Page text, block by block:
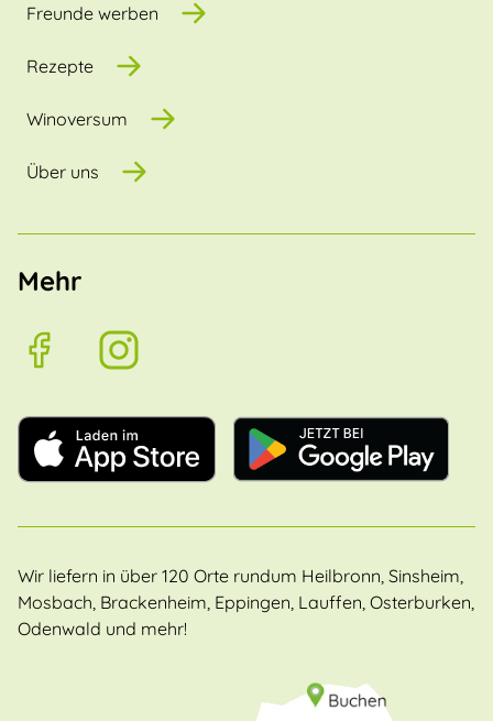
Freunde werben
Rezepte
Winoversum
Über uns
Mehr
Wir liefern in über 120 Orte rundum Heilbronn, Sinsheim,
Mosbach, Brackenheim, Eppingen, Lauffen, Osterburken,
Odenwald und mehr!